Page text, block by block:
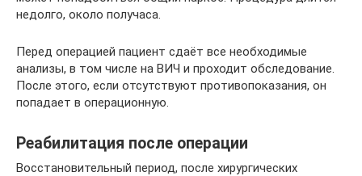
недолго, около получаса.
Перед операцией пациент сдаёт все необходимые
анализы, в том числе на ВИЧ и проходит обследование.
После этого, если отсутствуют противопоказания, он
попадает в операционную.
Реабилитация после операции
Восстановительный период, после хирургических